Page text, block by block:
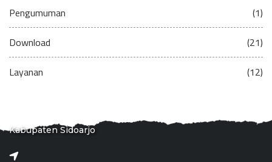
Pengumuman (1)
Download (21)
Layanan (12)
Kabupaten Sidoarjo